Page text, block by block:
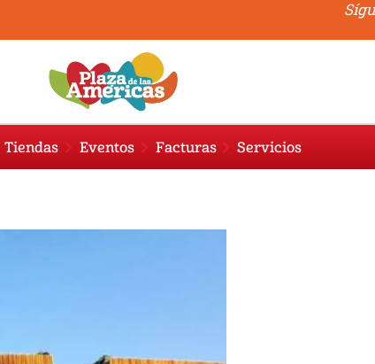
Tiendas Eventos Facturas Servicios